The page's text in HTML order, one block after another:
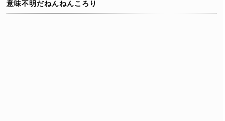
意味不明だねんねんころり